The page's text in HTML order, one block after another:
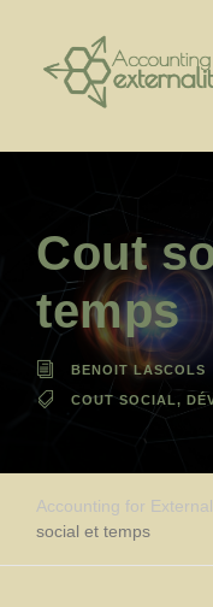
Cout
temps
BENOIT LASCOLS
COUT SOCIAL,
Accounting for
social et temps